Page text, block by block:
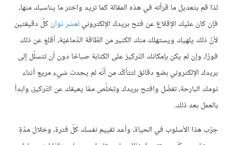
لذا قم بتعديل ما قرأته في هذه المقالة كما تريد واختر ما يناسبك منها،
فإن كان عليك الإقلاع عن فتح بريدك الإلكترونيلعشر ثوانكلّ دقيقتين
لأنّ ذلك يلهيك ويستهلك منك الكثير من الطّاقة الدّماغيّة، أقلع عن ذلك
فورًا، وإن لم يكن بإمكانك التّركيز على الكتابة صباحًا دون أن تتسلّل إلى
بريدك الإلكتروني بضع دقائق لتتأكّد من أنّه لم يحدث شيء مريع أثناء
نومك البارحة، تفضّل وافتح بريدك وتخلّص ممّا يعيقك عن التّركيز، وابدأ
بالعمل بعد ذلك.
جرّب هذا الأسلوب في الحياة، وأعد تقييم نفسك كلّ فترة، وخلال مدّةٍ